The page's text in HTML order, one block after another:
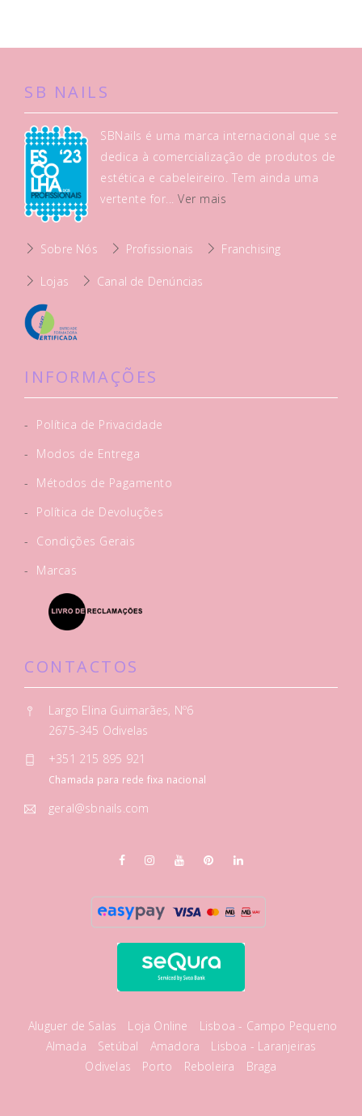
SB NAILS
SBNails é uma marca internacional que se
dedica à comercialização de produtos de
estética e cabeleireiro. Tem ainda uma
vertente for...Ver mais
Sobre Nós Profissionais Franchising
Lojas Canal de Denúncias
INFORMAÇÕES
-
Política de Privacidade
-
Modos de Entrega
-
Métodos de Pagamento
-
Política de Devoluções
-
Condições Gerais
-
Marcas
CONTACTOS
Largo Elina Guimarães, Nº6
2675-345 Odivelas
+351 215 895 921
Chamada para rede fixa nacional
geral@sbnails.com
Aluguer de Salas Loja Online
Lisboa - Campo Pequeno
Almada
Setúbal Amadora
Lisboa - Laranjeiras
Odivelas
Porto Reboleira Braga